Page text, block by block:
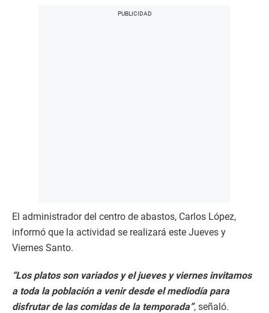
El administrador del centro de abastos, Carlos López,
informó que la actividad se realizará este Jueves y
Viernes Santo.
“Los platos son variados y el jueves y viernes invitamos
a toda la población a venir desde el mediodía para
disfrutar de las comidas de la temporada”, señaló.